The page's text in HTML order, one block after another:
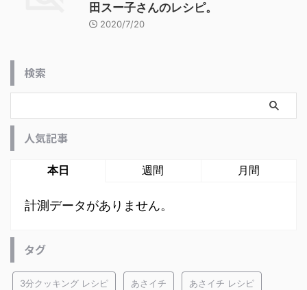
田スー子さんのレシピ。
2020/7/20
検索
人気記事
本日 週間 月間
計測データがありません。
タグ
3分クッキング レシピ あさイチ あさイチ レシピ